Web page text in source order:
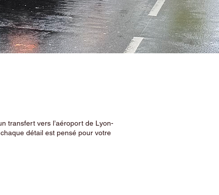
transfert vers l’aéroport de Lyon-
détail est pensé pour votre